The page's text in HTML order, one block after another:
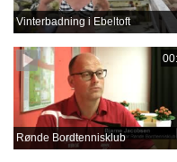
Vinterbadning i Ebeltoft
Rønde Bordtennisklub